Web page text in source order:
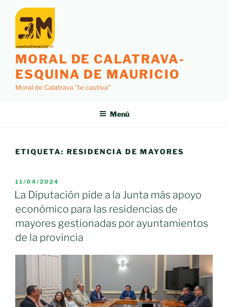
contenido
MORAL DE CALATRAVA-
ESQUINA DE MAURICIO
Moral de Calatrava "te cautiva"
Menú
ETIQUETA: RESIDENCIA DE MAYORES
PUBLICADO
EL
11/04/2024
La Diputación pide a la Junta más apoyo
económico para las residencias de
mayores gestionadas por ayuntamientos
de la provincia